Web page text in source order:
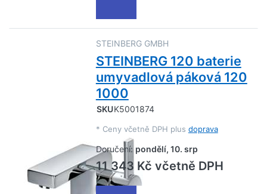
STEINBERG GMBH
STEINBERG 120 baterie
umyvadlová páková 120
1000
SKUK5001874
* Ceny včetně DPH plus doprava
Doručení: pondělí, 10. srp
11 343 Kč včetně DPH